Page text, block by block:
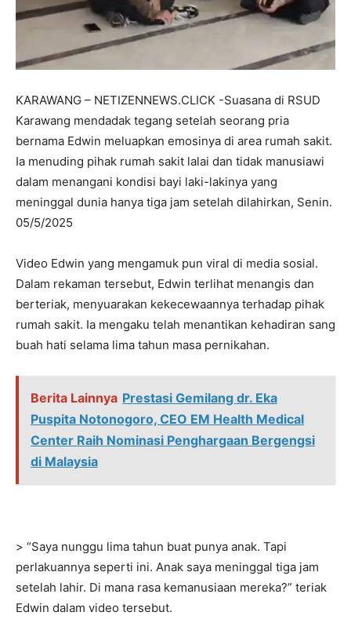
KARAWANG – NETIZENNEWS.CLICK -Suasana di RSUD
Karawang mendadak tegang setelah seorang pria
bernama Edwin meluapkan emosinya di area rumah sakit.
Ia menuding pihak rumah sakit lalai dan tidak manusiawi
dalam menangani kondisi bayi laki-lakinya yang
meninggal dunia hanya tiga jam setelah dilahirkan, Senin.
05/5/2025
Video Edwin yang mengamuk pun viral di media sosial.
Dalam rekaman tersebut, Edwin terlihat menangis dan
berteriak, menyuarakan kekecewaannya terhadap pihak
rumah sakit. Ia mengaku telah menantikan kehadiran sang
buah hati selama lima tahun masa pernikahan.
Berita Lainnya Prestasi Gemilang dr. Eka
Puspita Notonogoro, CEO EM Health Medical
Center Raih Nominasi Penghargaan Bergengsi
di Malaysia
> “Saya nunggu lima tahun buat punya anak. Tapi
perlakuannya seperti ini. Anak saya meninggal tiga jam
setelah lahir. Di mana rasa kemanusiaan mereka?” teriak
Edwin dalam video tersebut.